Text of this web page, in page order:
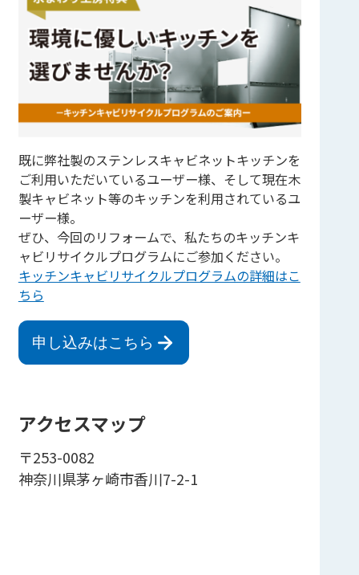
既に弊社製のステンレスキャビネットキッチンを
ご利用いただいているユーザー様、そして現在木
製キャビネット等のキッチンを利用されているユ
ーザー様。
ぜひ、今回のリフォームで、私たちのキッチンキ
ャビリサイクルプログラムにご参加ください。
キッチンキャビリサイクルプログラムの詳細はこ
ちら
申し込みはこちら
アクセスマップ
〒253-0082
神奈川県茅ヶ崎市香川7-2-1